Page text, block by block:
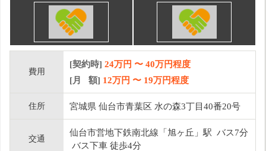
費用
[契約時] 24万円 〜 40万円程度
[月 額] 12万円 〜 19万円程度
住所 宮城県 仙台市青葉区 水の森3丁目40番20号
交通
仙台市営地下鉄南北線「旭ヶ丘」駅 バス7分
バス下車 徒歩4分